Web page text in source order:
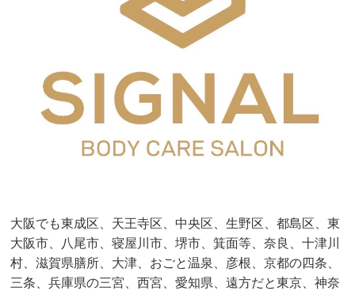
大阪でも東成区、天王寺区、中央区、生野区、都島区、東
大阪市、八尾市、寝屋川市、堺市、箕面等、奈良、十津川
村、滋賀県膳所、大津、おごと温泉、彦根、京都の四条、
三条、兵庫県の三宮、西宮、愛知県、遠方だと東京、神奈